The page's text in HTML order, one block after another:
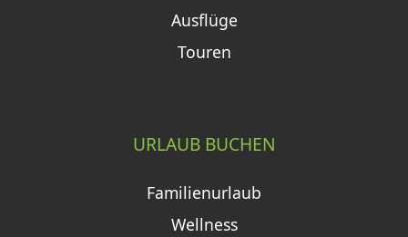
Ausflüge
Touren
URLAUB BUCHEN
Familienurlaub
Wellness